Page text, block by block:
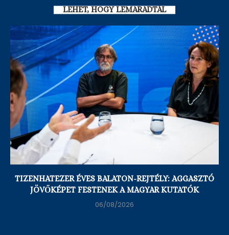
LEHET, HOGY LEMARADTÁL
TIZENHATEZER ÉVES BALATON-REJTÉLY: AGGASZTÓ
JÖVŐKÉPET FESTENEK A MAGYAR KUTATÓK
06/08/2026